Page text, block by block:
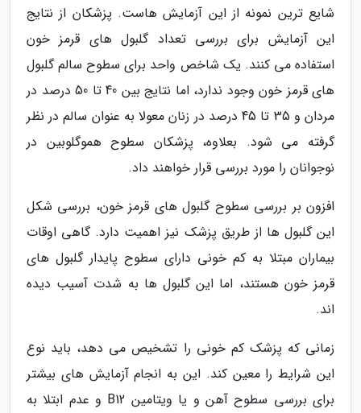
شایع ترین نمونه از این آزمایش هاست. پزشکان از نتایج
این آزمایش برای بررسی تعداد گلبول های قرمز خون
استفاده می کنند. یک شاخص واحد برای سطوح سالم گلبول
های قرمز خون وجود ندارد، اما نتایج بین 40 تا 50 درصد در
مردان و 35 تا 45 درصد در زنان معولا به عنوان سالم در نظر
گرفته می شود. بعلاوه، پزشکان سطوح هموگلوبین در
نوجوانان را مورد بررسی قرار خواهند داد.
افزون بر بررسی سطوح گلبول های قرمز خون، بررسی شکل
این گلبول ها از طریق پزشک نیز اهمیت دارد. گاهی اوقات
بیماران مبتلا به کم خونی دارای سطوح پایدار گلبول های
قرمز خون هستند، اما این گلبول ها به شدت آسیب دیده
اند.
زمانی که پزشک کم خونی را تشخیص می دهد، باید نوع
این شرایط را معین کند. این به انجام آزمایش های بیشتر
برای بررسی سطوح آهن و یا ویتامین B12 و عدم ابتلا به